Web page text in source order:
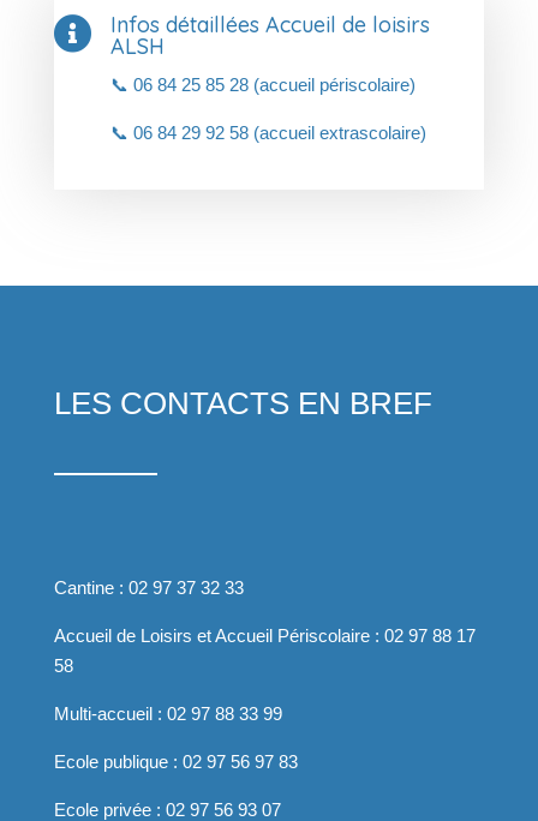
 Infos détaillées Accueil de loisirs
ALSH
📞 06 84 25 85 28 (accueil périscolaire)
📞 06 84 29 92 58 (accueil extrascolaire)
LES CONTACTS EN BREF
Cantine : 02 97 37 32 33
Accueil de Loisirs et Accueil Périscolaire : 02 97 88 17
58
Multi-accueil : 02 97 88 33 99
Ecole publique : 02 97 56 97 83
Ecole privée : 02 97 56 93 07